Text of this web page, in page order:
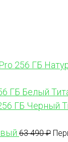
256 ГБ
ГБ Белый
ГБ Черный
63 490₽